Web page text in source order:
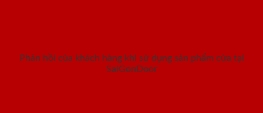
Phản hồi của khách hàng khi sử dụng sản phẩm cửa tại
SaiGonDoor